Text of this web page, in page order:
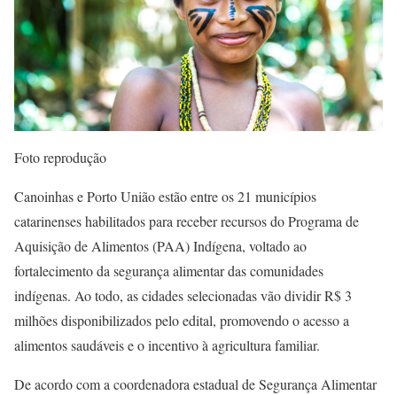
Foto reprodução
Canoinhas e Porto União estão entre os 21 municípios
catarinenses habilitados para receber recursos do Programa de
Aquisição de Alimentos (PAA) Indígena, voltado ao
fortalecimento da segurança alimentar das comunidades
indígenas. Ao todo, as cidades selecionadas vão dividir R$ 3
milhões disponibilizados pelo edital, promovendo o acesso a
alimentos saudáveis e o incentivo à agricultura familiar.
De acordo com a coordenadora estadual de Segurança Alimentar